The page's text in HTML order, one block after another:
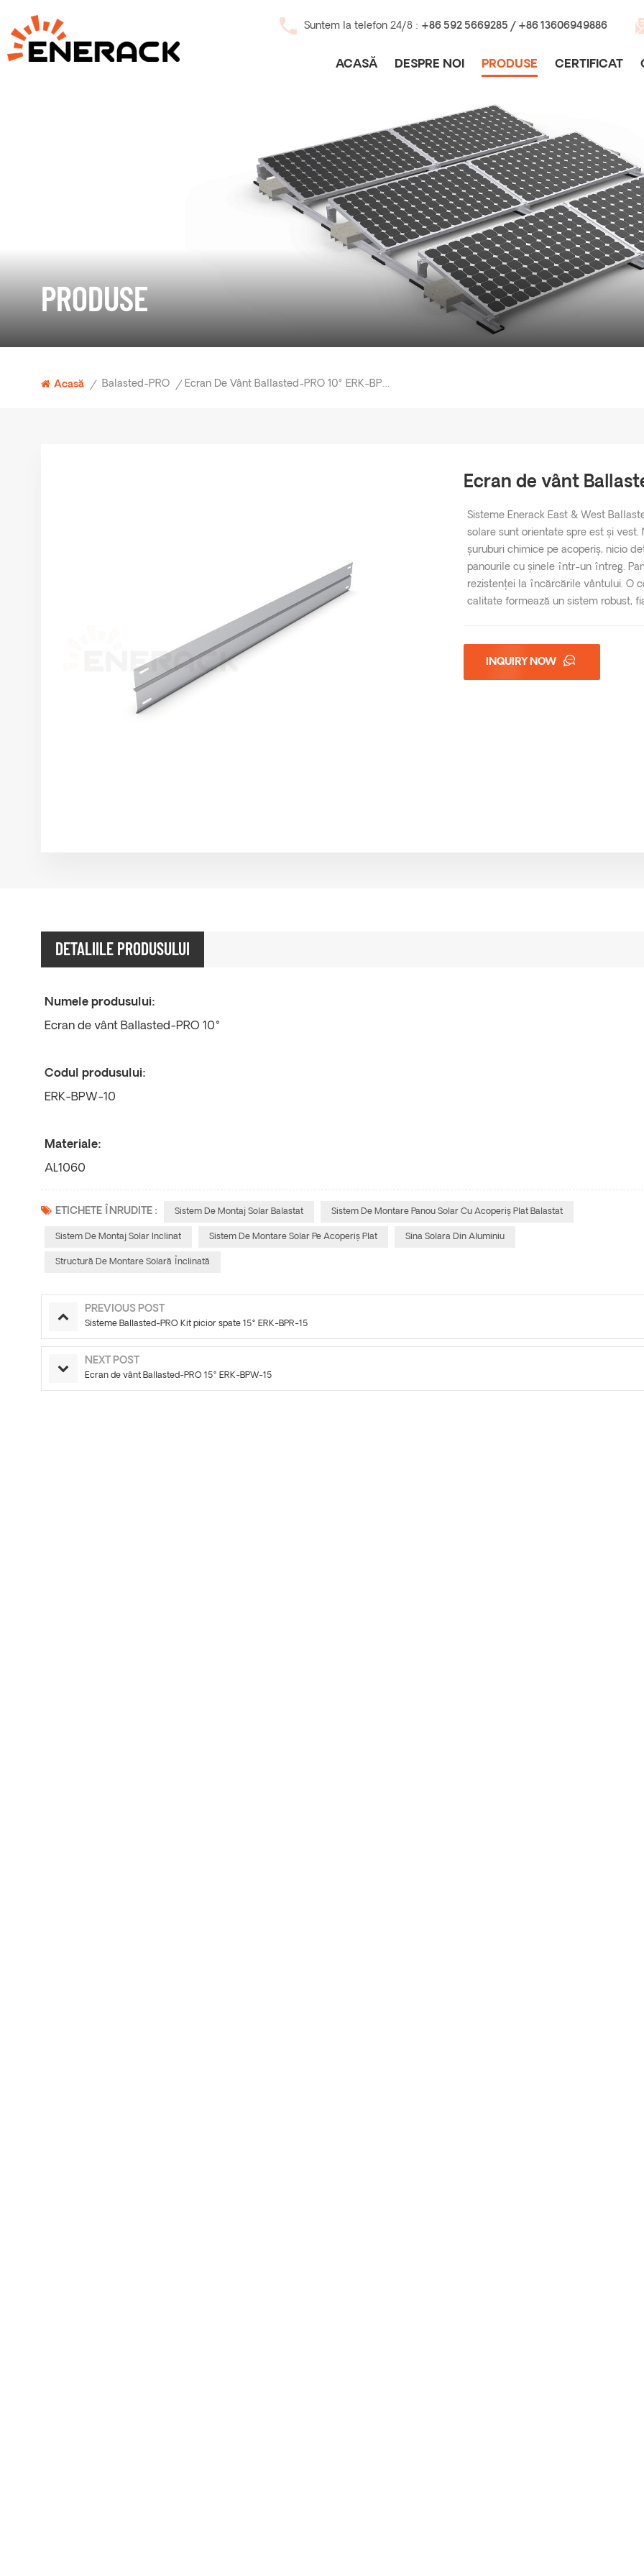
Suntem la telefon 24/8 : +86 592 5669285 / +86 13606949886
ACASĂ DESPRE NOI PRODUSE CERTIFICAT
PRODUSE
Acasă / Balasted-PRO / Ecran De Vânt Ballasted-PRO 10° ERK-BPW-10
Ecran de vânt
Sisteme Enerack East & West
solare sunt orientate spre est și vest.
șuruburi chimice pe acoperiș, nicio
panourile cu șinele într-un întreg.
rezistenței la încărcările vântului. O
calitate formează un sistem robust,
INQUIRY NOW
DETALIILE PRODUSULUI
Numele produsului:
Ecran de vânt Ballasted-PRO 10°
Codul produsului:
ERK-BPW-10
Materiale:
AL1060
ETICHETE ÎNRUDITE : Sistem De Montaj Solar Balastat Sistem De Montare Panou Solar Cu Acoperiș Plat Balastat
Sistem De Montaj Solar Inclinat Sistem De Montare Solar Pe Acoperiș Plat Sina Solara Din Aluminiu
Structură De Montare Solară Înclinată
PREVIOUS POST
Sisteme Ballasted-PRO Kit picior spate 15° ERK-BPR-15
NEXT POST
Ecran de vânt Ballasted-PRO 15° ERK-BPW-15